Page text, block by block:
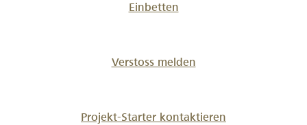
Einbetten
Verstoss melden
Projekt-Starter kontaktieren